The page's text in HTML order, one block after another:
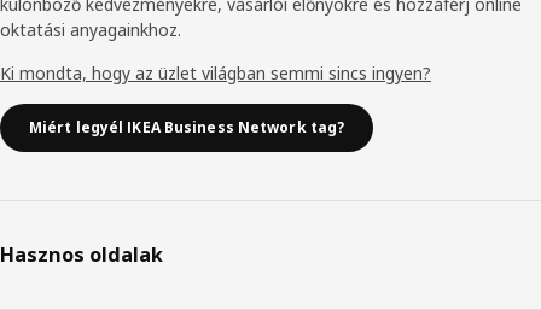
oktatási anyagainkhoz.
Ki mondta, hogy az üzlet világban semmi sincs ingyen?
Miért legyél IKEA Business Network tag?
Hasznos oldalak